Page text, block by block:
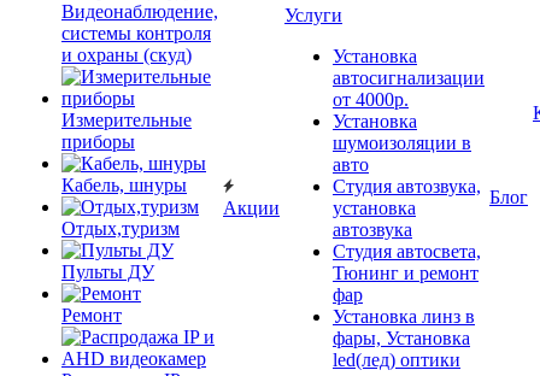
Видеонаблюдение,
системы контроля
и охраны (скуд)
Измерительные
приборы
Кабель, шнуры
Отдых,туризм
Пульты ДУ
Ремонт
Акции
Услуги
Установка
автосигнализации
от 4000р.
Установка
шумоизоляции в
авто
Студия автозвука,
установка
автозвука
Студия автосвета,
Тюнинг и ремонт
фар
Установка линз в
фары, Установка
led(лед) оптики
Блог